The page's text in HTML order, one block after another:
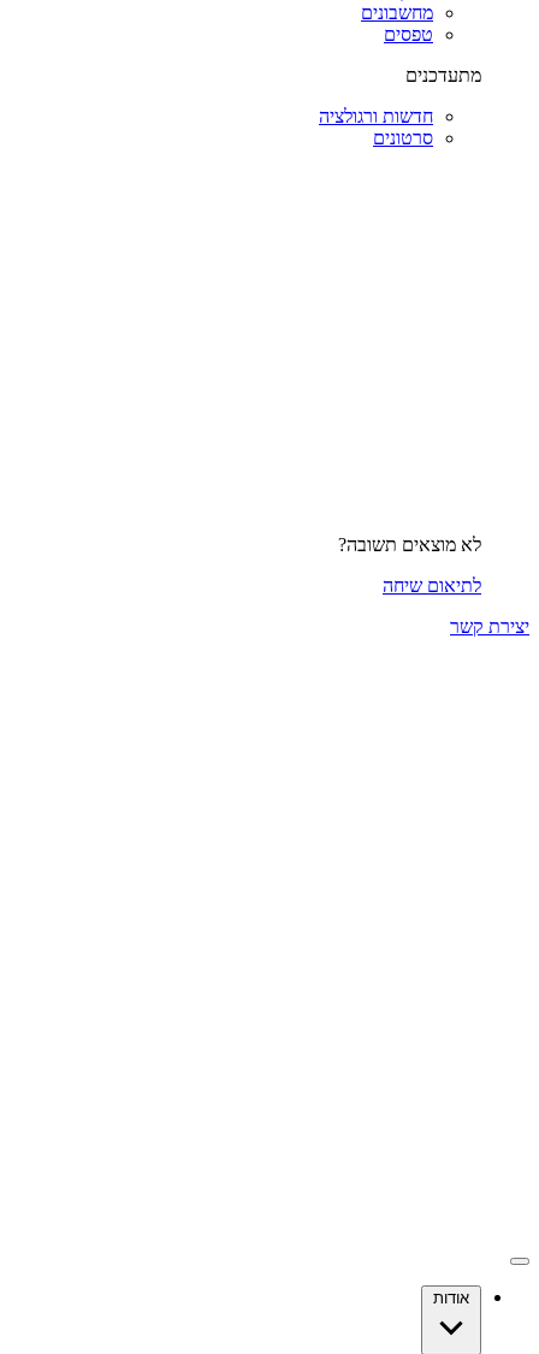
מחשבונים
טפסים
מתעדכנים
חדשות ורגולציה
סרטונים
לא מוצאים תשובה?
לתיאום שיחה
יצירת קשר
אודות